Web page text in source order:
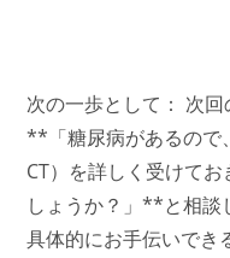
次の一歩として： 次
**「糖尿病があるので
CT）を詳しく受けて
しょうか？」**と相談
具体的にお手伝いでき